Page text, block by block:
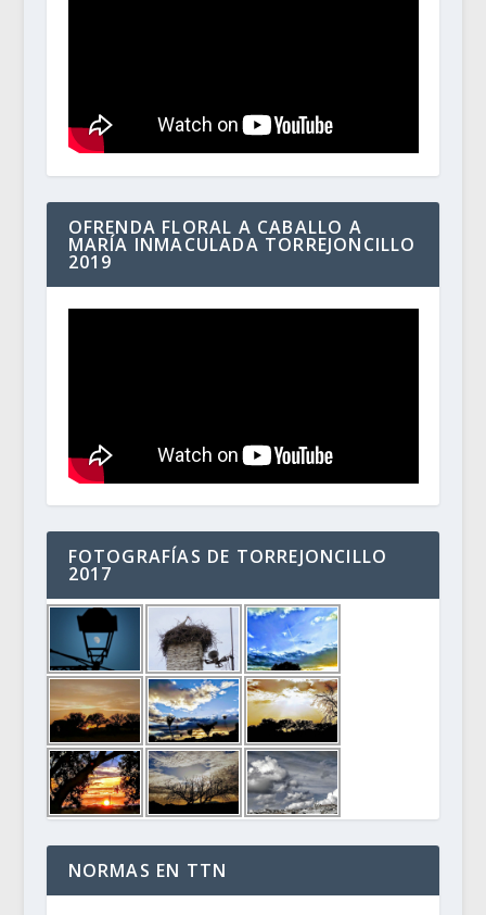
OFRENDA FLORAL A CABALLO A
MARÍA INMACULADA TORREJONCILLO
2019
FOTOGRAFÍAS DE TORREJONCILLO
2017
NORMAS EN TTN